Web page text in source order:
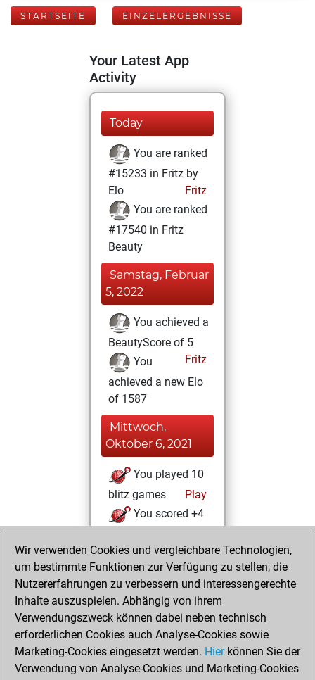
STARTSEITE EINZELERGEBNISSE
Your Latest App
Activity
Today
You are ranked
#15233 in Fritz by
Elo
Fritz
You are ranked
#17540 in Fritz
Beauty
Samstag, Februar
5, 2022
You achieved a
BeautyScore of 5
Fritz
You
achieved a new Elo
of 1587
Mittwoch,
Oktober 6, 2021
You played 10
blitz games
Play
You scored +4
=0 -6 in blitz
You played 2
slow games
=1 -1 in slow games
Mittwoch,
Dezember 30,
2020
Wir verwenden Cookies und vergleichbare Technologien,
um bestimmte Funktionen zur Verfügung zu stellen, die
Nutzererfahrungen zu verbessern und interessengerechte
Inhalte auszuspielen. Abhängig von ihrem
Verwendungszweck können dabei neben technisch
erforderlichen Cookies auch Analyse-Cookies sowie
Marketing-Cookies eingesetzt werden. Hierkönnen Sie der
Verwendung von Analyse-Cookies und Marketing-Cookies